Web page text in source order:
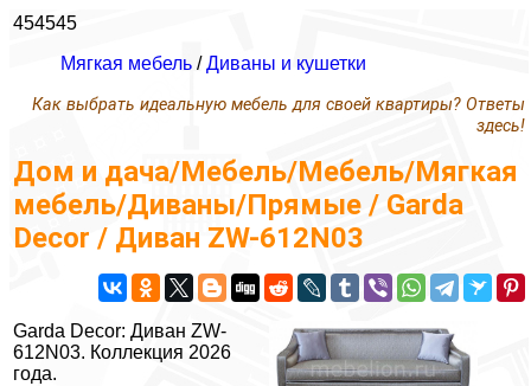
454545
Мягкая мебель /Диваны и кушетки
Как выбрать идеальную мебель для своей квартиры? Ответы
здесь!
Дом и дача/Мебель/Мебель/Мягкая
мебель/Диваны/Прямые / Garda
Decor / Диван ZW-612N03
Garda Decor: Диван ZW-
612N03. Коллекция 2026
года.